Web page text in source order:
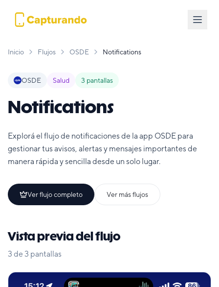
Inicio Flujos OSDE Notifications
OSDE Salud 3 pantallas
Notifications
Explorá el flujo de notificaciones de la app OSDE para
gestionar tus avisos, alertas y mensajes importantes de
manera rápida y sencilla desde un solo lugar.
Ver flujo completo Ver más flujos
Vista previa del flujo
3 de 3 pantallas